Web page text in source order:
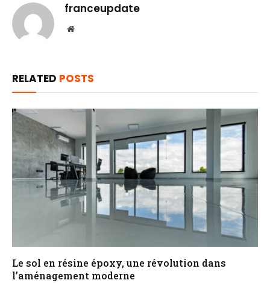
franceupdate
Website
RELATED POSTS
Le sol en résine époxy, une révolution dans
l’aménagement moderne